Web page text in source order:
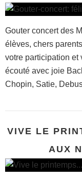
Gouter concert des
élèves, chers
votre participation et
écouté avec joie
Chopin, Satie,
VIVE LE
AUX